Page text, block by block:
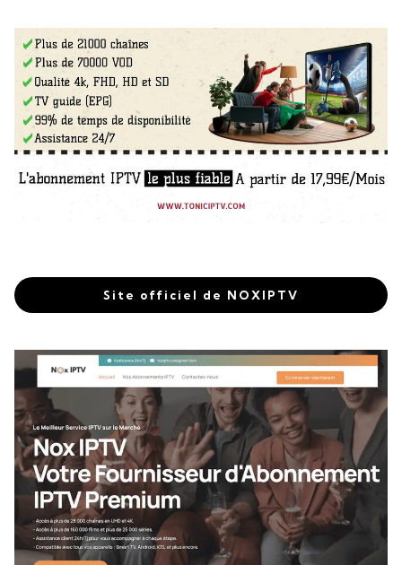
Site officiel de NOXIPTV